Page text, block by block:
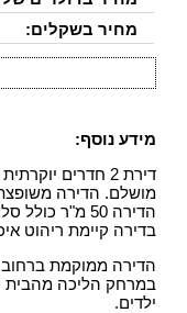
מחיר בשקלים:
מידע נוסף:
דירת 2 חדרים
מושלם. הדירה
הדירה 50 מ"ר
בדירה קיימת ריהוט
במרחק הליכה מהבית
ילדים.